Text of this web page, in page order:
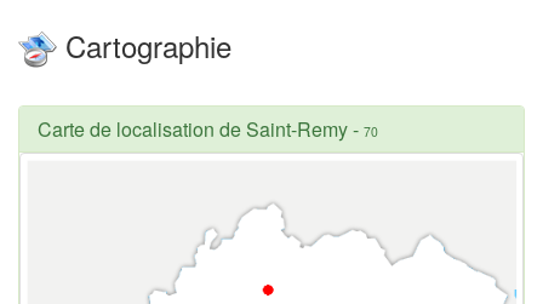
Cartographie
Carte de localisation de Saint-Remy- 70